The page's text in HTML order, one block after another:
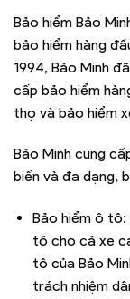
Bảo hiểm Bảo
bảo hiểm hàng
1994, Bảo Minh
cấp bảo hiểm
thọ và bảo hiểm
Bảo Minh cung
biến và đa dạng,
Bảo hiểm ô tô:
tô cho cả xe
tô của Bảo
trách nhiệm